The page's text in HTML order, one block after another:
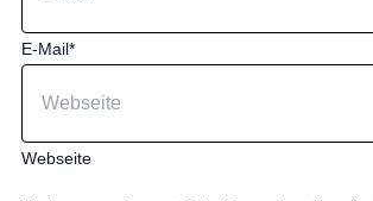
E-Mail*
Webseite